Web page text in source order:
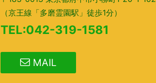
（京王線「多磨霊園駅」徒歩1分）
TEL:042-319-1581
MAIL